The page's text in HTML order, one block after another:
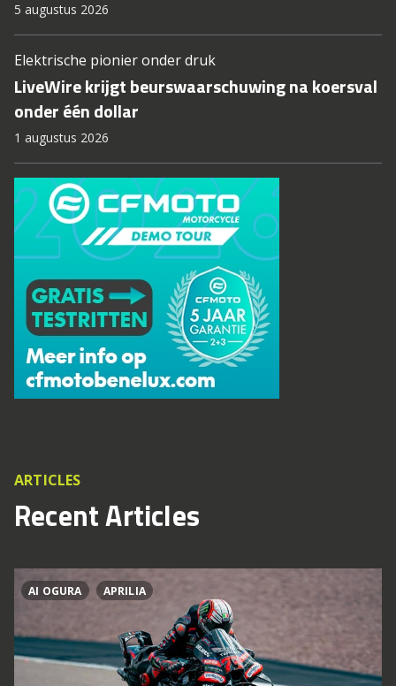
5 augustus 2026
Elektrische pionier onder druk
LiveWire krijgt beurswaarschuwing na koersval
onder één dollar
1 augustus 2026
ARTICLES
Recent Articles
AI OGURA APRILIA